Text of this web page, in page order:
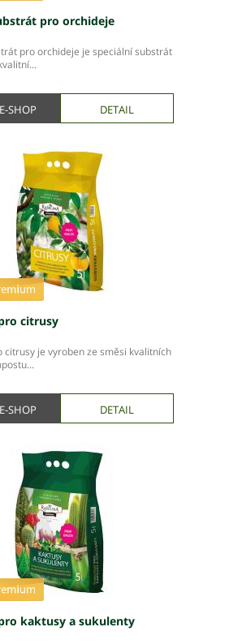
údaje
prodejny
pro orchideje
pro orchideje je speciální substrát
E-SHOP DETAIL
citrusy
citrusy je vyroben ze směsi kvalitních
E-SHOP DETAIL
kaktusy a sukulenty